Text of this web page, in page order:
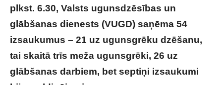
plkst. 6.30, Valsts ugunsdzēsības un
glābšanas dienests (VUGD) saņēma 54
izsaukumus – 21 uz ugunsgrēku dzēšanu,
tai skaitā trīs meža ugunsgrēki, 26 uz
glābšanas darbiem, bet septiņi izsaukumi